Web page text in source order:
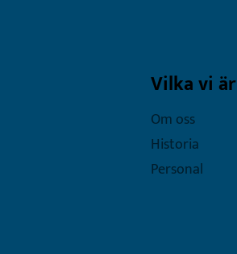
Vilka vi är
Om oss
Historia
Personal